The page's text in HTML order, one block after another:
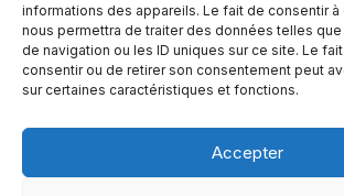
informations des appareils. Le fait de consentir
nous permettra de traiter des données telles
de navigation ou les ID uniques sur ce site. Le
consentir ou de retirer son consentement peut
sur certaines caractéristiques et fonctions.
Accepter
A propos
Me contacter
Politique de cookies